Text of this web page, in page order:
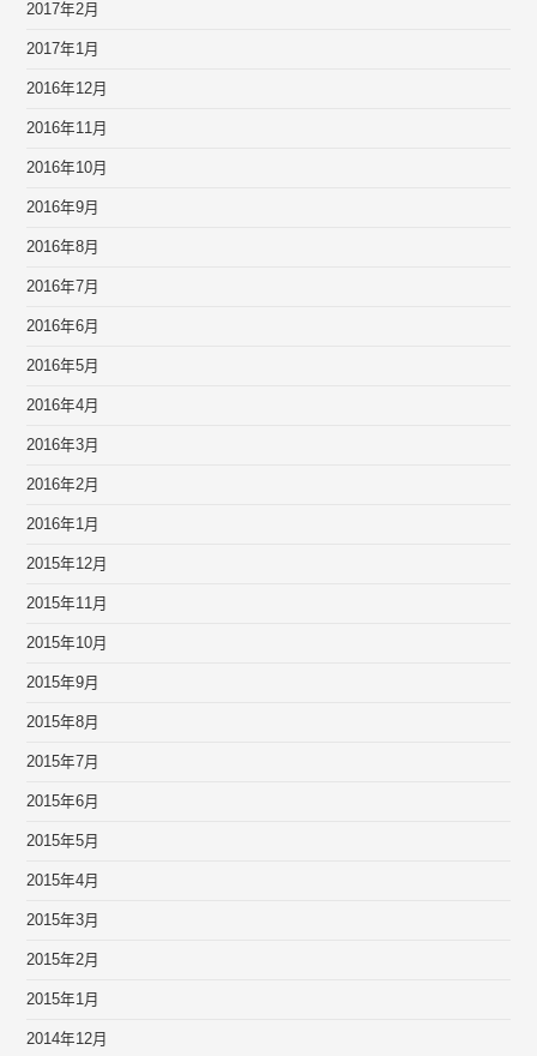
2017年2月
2017年1月
2016年12月
2016年11月
2016年10月
2016年9月
2016年8月
2016年7月
2016年6月
2016年5月
2016年4月
2016年3月
2016年2月
2016年1月
2015年12月
2015年11月
2015年10月
2015年9月
2015年8月
2015年7月
2015年6月
2015年5月
2015年4月
2015年3月
2015年2月
2015年1月
2014年12月